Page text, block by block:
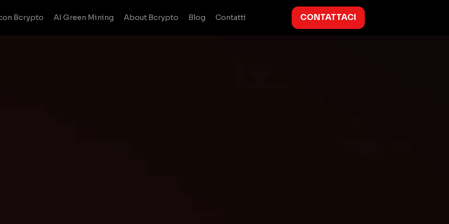
Bcrypto AI Green Mining About Bcrypto Blog Contatti CONTATTACI